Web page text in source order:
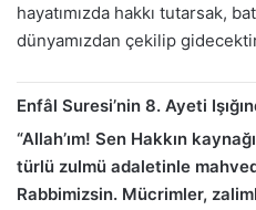
hayatımızda hakkı tutarsak,
dünyamızdan çekilip
Enfâl Suresi’nin 8. Ayeti
“Allah’ım! Sen Hakkın
türlü zulmü adaletinle
Rabbimizsin. Mücrimler,